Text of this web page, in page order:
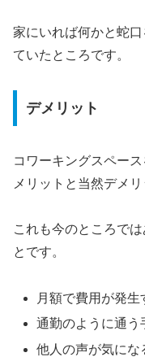
家にいれば何かと蛇
ていたところです。
デメリット
コワーキングスペー
メリットと当然デメリ
これも今のところで
とです。
月額で費用が発生
通勤のように通う
他人の声が気にな